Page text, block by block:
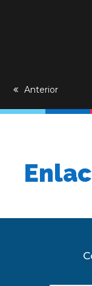
previous
Anterior